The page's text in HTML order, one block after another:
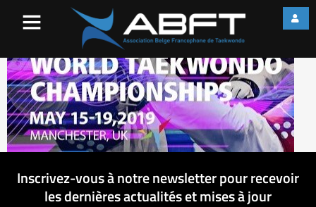
Inscrivez-vous à notre newsletter pour recevoir
les dernières actualités et mises à jour